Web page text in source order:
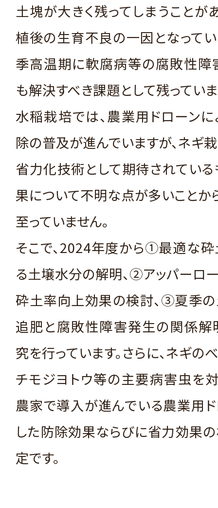
土塊が大きく残ってしまうことが
植後の生育不良の一因となってい
季高温期に軟腐病等の腐敗性障
も解決すべき課題として残っていま
水稲栽培では、農業用ドローン
除の普及が進んでいますが、ネギ
省力化技術として期待されてい
果について不明な点が多いことか
至っていません。
そこで、2024年度から①最適な
る土壌水分の解明、②アッパーロ
砕土率向上効果の検討、③夏季
追肥と腐敗性障害発生の関係解
究を行っています。さらに、ネギの
チモジヨトウ等の主要病害虫を
農家で導入が進んでいる農業用
した防除効果ならびに省力効果
定です。